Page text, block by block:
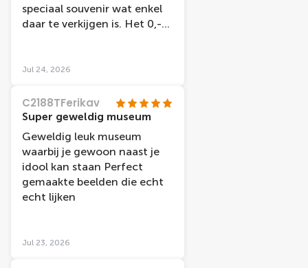
speciaal souvenir wat enkel
daar te verkijgen is. Het 0,-
halen, maar dat apparaat
verdieping.een medewerker
is zo vriendelijk geweest om
mij op te halen en mij te
begeleiden naar het
apparaat zodat ik toch mijn
souvenir kon halen. En
zonder het museum te
bezoeken. Daarna weer naar
jullie wel allen voor deze fijne
Jul 24, 2026
C2188TFerikav
Super geweldig museum
Geweldig leuk museum
waarbij je gewoon naast je
idool kan staan Perfect
gemaakte beelden die echt
echt lijken
Jul 23, 2026